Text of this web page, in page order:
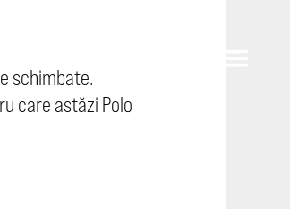
schimbate.
care astăzi Polo